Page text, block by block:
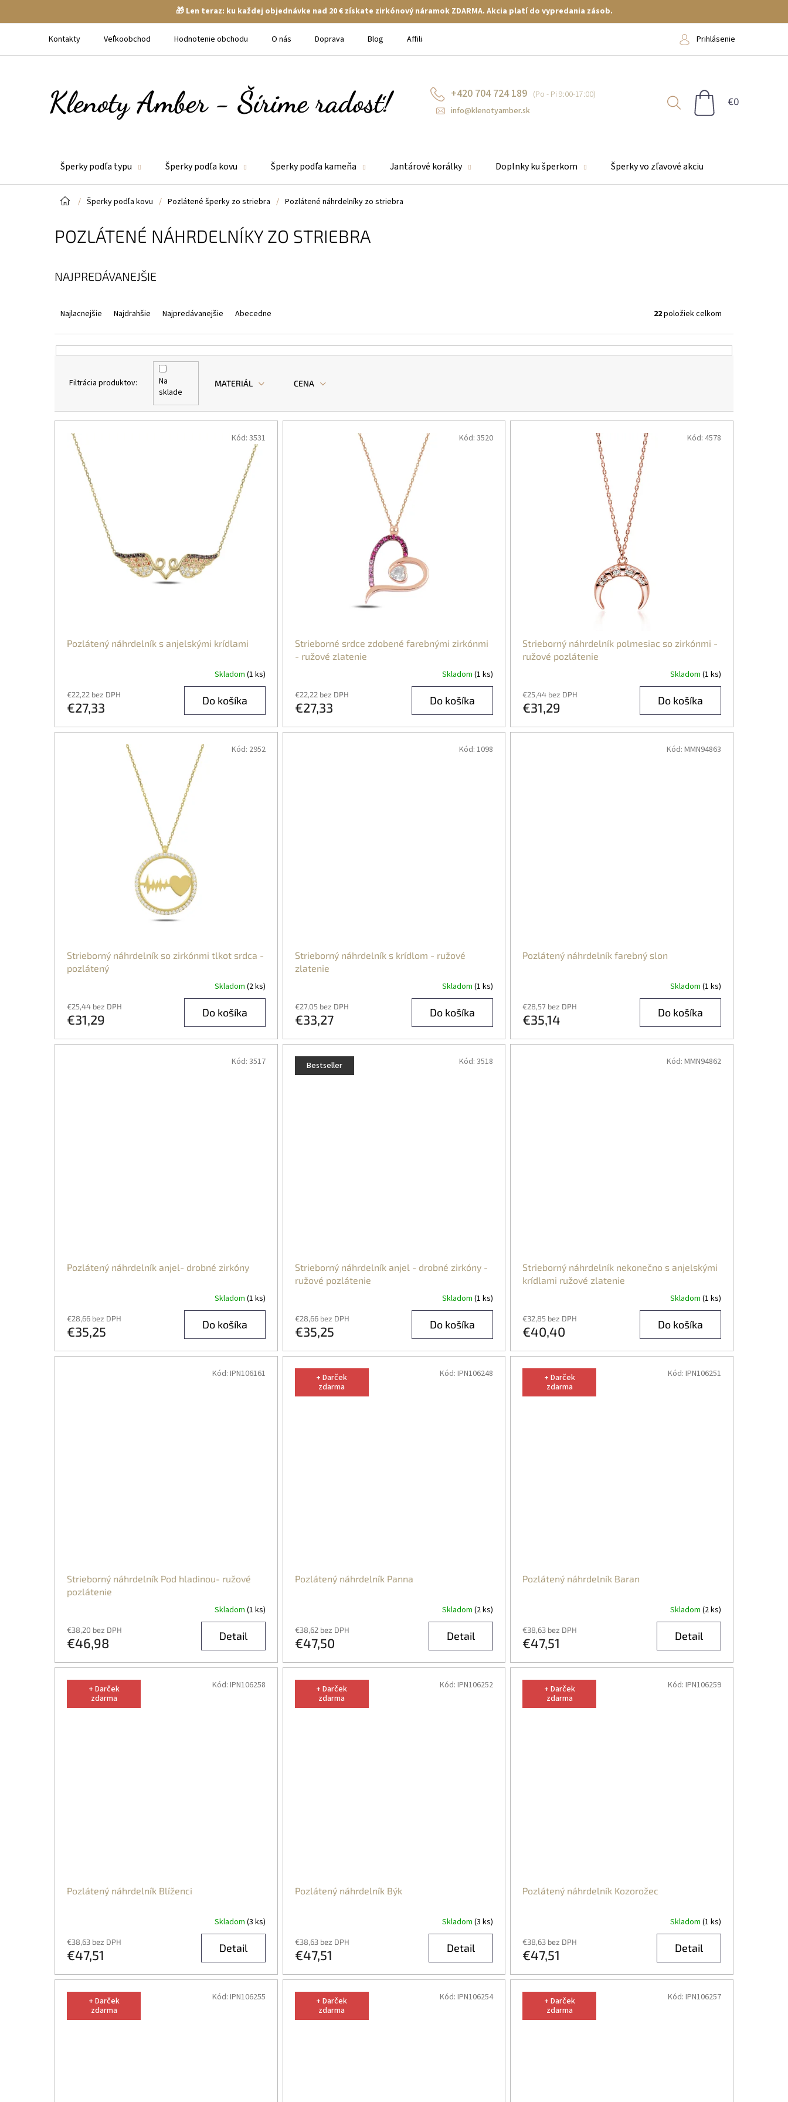
🎁 Len teraz: ku každej objednávke nad 20 € získate zirkónový náramok ZDARMA. Akcia platí do vypredania zásob.
Kontakty Veľkoobchod Hodnotenie obchodu O nás Doprava Blog Affiliate Prihlásenie
+420 704 724 189
info@klenotyamber.sk
NÁKUPNÝ
Šperky podľa typu Šperky podľa kovu Šperky podľa kameňa Jantárové korálky Doplnky ku šperkom Šperky vo zľavové akciu
Domov
/ Šperky podľa kovu / Pozlátené šperky zo striebra / Pozlátené náhrdelníky zo striebra
POZLÁTENÉ NÁHRDELNÍKY ZO STRIEBRA
NAJPREDÁVANEJŠIE
A
E
N
O
Najlacnejšie Najdrahšie Najpredávanejšie Abecedne 22položiek celkom
Na
sklade
MATERIÁL CENA
Pozlátený náhrdelník s anjelskými krídlami
Skladom (1 ks)
€22,22 bez DPH
€27,33 Do košíka
Kód: 3531
Strieborné srdce zdobené farebnými zirkónmi
- ružové zlatenie
Skladom(1 ks)
€22,22 bez DPH
€27,33 Do košíka
Kód:3520
Strieborný náhrdelník polmesiac so zirkónmi -
ružové pozlátenie
Skladom (1 ks)
€25,44 bez DPH
€31,29 Do košíka
Kód: 4578
Strieborný náhrdelník so zirkónmi tlkot srdca -
pozlátený
Skladom (2 ks)
€25,44 bez DPH
€31,29 Do košíka
Kód: 2952
Strieborný náhrdelník s krídlom - ružové
zlatenie
Skladom(1 ks)
€27,05 bez DPH
€33,27 Do košíka
Kód:1098
Pozlátený náhrdelník farebný slon
Skladom (1 ks)
€28,57 bez DPH
€35,14 Do košíka
Kód: MMN94863
Pozlátený náhrdelník anjel- drobné zirkóny
Skladom (1 ks)
€28,66 bez DPH
€35,25 Do košíka
Kód: 3517 Bestseller
Strieborný náhrdelník anjel - drobné zirkóny -
ružové pozlátenie
Skladom(1 ks)
€28,66 bez DPH
€35,25 Do košíka
Kód:3518
Strieborný náhrdelník nekonečno s anjelskými
krídlami ružové zlatenie
Skladom (1 ks)
€32,85 bez DPH
€40,40 Do košíka
Kód: MMN94862
Strieborný náhrdelník Pod hladinou- ružové
pozlátenie
Skladom (1 ks)
€38,20 bez DPH
€46,98 Detail
Kód: IPN106161
+ Darček
zdarma
Pozlátený náhrdelník Panna
Skladom(2 ks)
€38,62 bez DPH
€47,50 Detail
Kód:IPN106248
+ Darček
zdarma
Pozlátený náhrdelník Baran
Skladom (2 ks)
€38,63 bez DPH
€47,51 Detail
Kód: IPN106251
+ Darček
zdarma
Pozlátený náhrdelník Blíženci
Skladom (3 ks)
€38,63 bez DPH
€47,51 Detail
Kód: IPN106258
+ Darček
zdarma
Pozlátený náhrdelník Býk
Skladom(3 ks)
€38,63 bez DPH
€47,51 Detail
Kód:IPN106252
+ Darček
zdarma
Pozlátený náhrdelník Kozorožec
Skladom (1 ks)
€38,63 bez DPH
€47,51 Detail
Kód: IPN106259
+ Darček
zdarma
Kód: IPN106255
+ Darček
zdarma
Kód:IPN106254
+ Darček
zdarma
Kód: IPN106257